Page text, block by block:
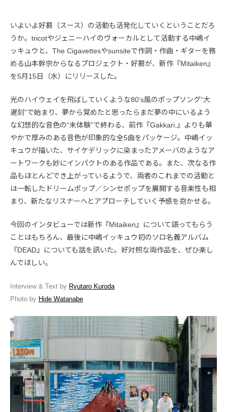
いよいよ好芻（スース）の活動も活発化していくということだろ
うか。tricotやジェニーハイのヴォーカルとして活動する中嶋イ
ッキュウと、The Cigavettesやsunsiteで作詞・作曲・ギターを務
める山本幹宗からなるプロジェクト・好芻が、新作『Mitaiken』
を5月15日（水）にリリースした。
光のハイウェイを飛ばしていくような80’s風のポップソング“大
遅刻”で始まり、夢から覚めたと思ったらまだ夢の中にいるよう
な幻想的な音色の“未体験”で終わる、前作『Gakkari.』よりも華
やかで厚みのある音色が印象的な全5曲をパッケージ。中嶋イッ
キュウが描いた、サイケデリックに染まったアメーバのようなア
ートワークも妙にインパクトのある作品である。また、次なる作
品もほとんどでき上がっているようで、両者のこれまでの活動と
は一転したドリームポップ／シンセポップを展開する音楽性も相
まり、新たなリスナーへとアプローチしていく予感を抱かせる。
今回のインタビューでは新作『Mitaiken』について語ってもらう
ことはもちろん、最後に中嶋イッキュウ初のソロ名義アルバム
『DEAD』についても話を訊いた。好対照な両作品を、ぜひ楽し
んでほしい。
Interview & Text by Ryutaro Kuroda
Photo by Hide Watanabe